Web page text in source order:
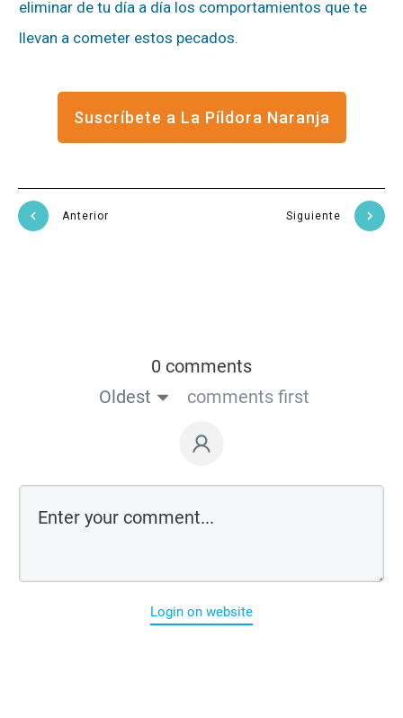
eliminar de tu día a día los comportamientos que te
llevan a cometer estos pecados.
Suscríbete a La Píldora Naranja
Anterior Siguiente
0 comments
Oldest
comments first
Login on website